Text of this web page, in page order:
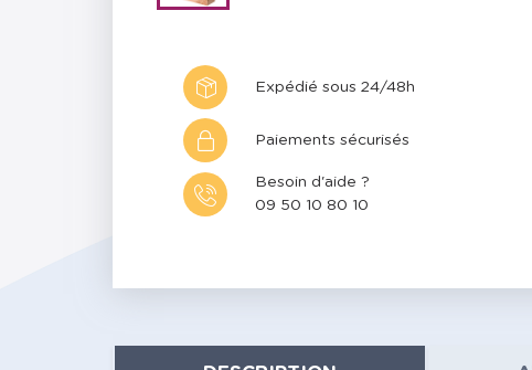
Expédié sous 24/48h
Paiements sécurisés
Besoin d'aide ?
09 50 10 80 10